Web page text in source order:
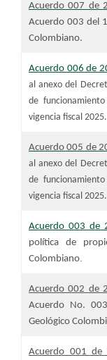
Acuerdo 007 de
Acuerdo 003 del
Colombiano.
Acuerdo 006 de
al anexo del
de f
vigencia fiscal 2025.​
Acuerdo 005 de
al anexo del
de
vigencia fiscal 2025.
Acuerdo 003 de
política de
Colombiano​.
Acuerdo 002 de
Acuerdo No.
Geológico
Acuerdo 001 de